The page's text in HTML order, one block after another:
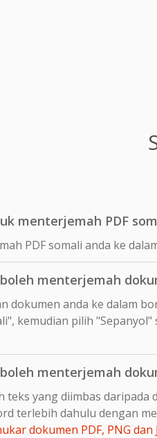
menterjemah PDF
PDF somali anda ke
menterjemah
dokumen anda ke dalam
kemudian pilih
menterjemah
teks yang diimbas
terlebih dahulu dengan
dokumen PDF, PNG